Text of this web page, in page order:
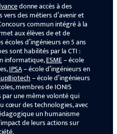
donne accès à des
vers des métiers d’avenir et
commun intégré à la
aux élèves de et de
écoles d’ingénieurs en 5 ans
sont habilités par la CTI :
informatique,ESME– école
IPSA– école d’ingénieurs en
– école d’ingénieurs
membres de IONIS
par une même volonté qui
cœur des technologies, avec
un humanisme
de leurs actions sur